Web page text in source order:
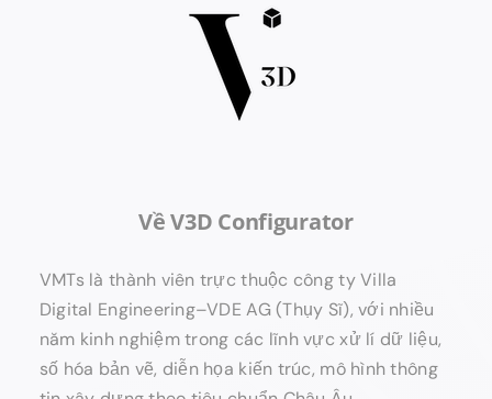
Về V3D Configurator
VMTs là thành viên trực thuộc công ty Villa
Digital Engineering–VDE AG (Thụy Sĩ), với nhiều
năm kinh nghiệm trong các lĩnh vực xử lí dữ liệu,
số hóa bản vẽ, diễn họa kiến trúc, mô hình thông